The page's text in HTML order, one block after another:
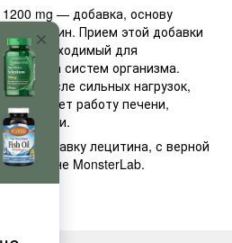
mg — добавка, основу
лецитин. Прием этой добавки
необходимый для
систем организма.
после сильных нагрузок,
работу печени,
добавку лецитина, с верной
магазине MonsterLab.